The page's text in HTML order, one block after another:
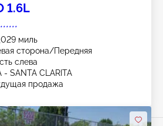
1.6L
миль
сторона/Передняя
слева
- SANTA CLARITA
продажа